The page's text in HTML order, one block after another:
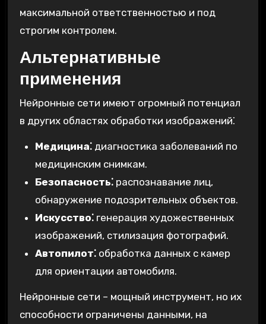
максимальной ответственностью и под
строгим контролем.
Альтернативные
применения
Нейронные сети имеют огромный потенциал
в других областях обработки изображений⁚
Медицина⁚диагностика заболеваний по
медицинским снимкам.
Безопасность⁚распознавание лиц,
обнаружение подозрительных объектов.
Искусство⁚генерация художественных
изображений, стилизация фотографий.
Автопилот⁚обработка данных с камер
для ориентации автомобиля.
Нейронные сети – мощный инструмент, но их
способности ограничены данными, на